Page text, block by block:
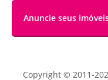
Anuncie seus
Copyright © 2011-